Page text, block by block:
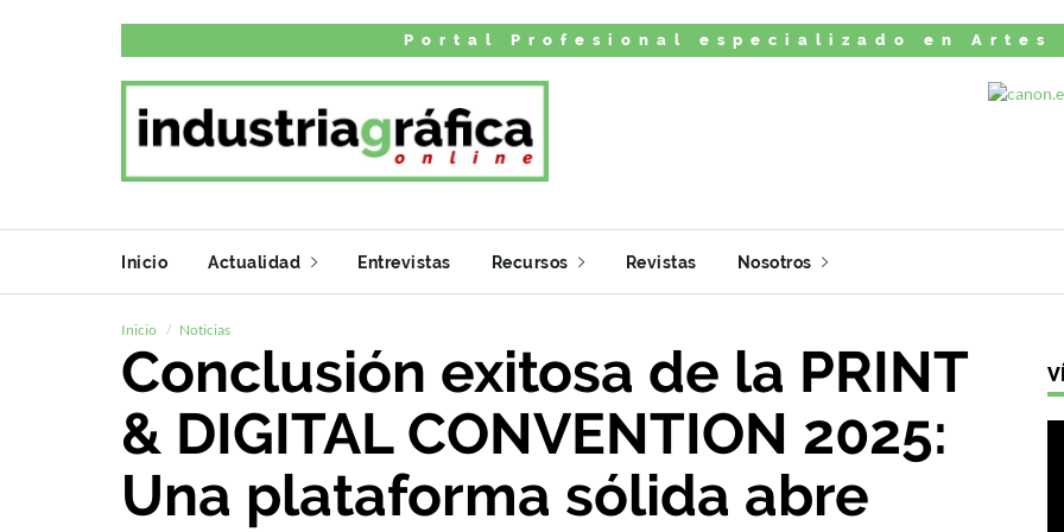
Portal Profesional especializado en Artes
Inicio Actualidad Entrevistas Recursos Revistas Nosotros
Inicio Noticias
Conclusión exitosa de la PRINT
& DIGITAL CONVENTION 2025:
Una plataforma sólida abre